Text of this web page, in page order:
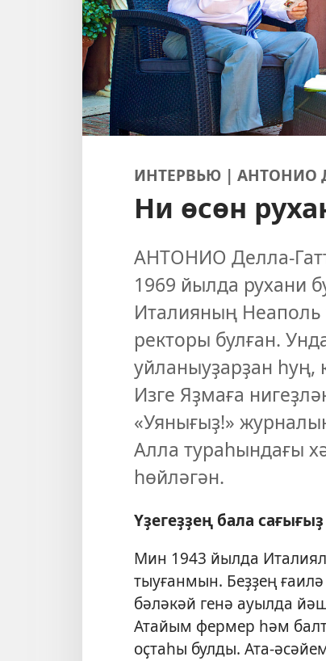
ИНТЕРВЬЮ | АНТОНИО
Ни өсөн
АНТОНИО Делла-
1969 йылда рухани
Италияның
ректоры булған.
уйланыуҙарҙан һуң,
Изге Яҙмаға
«Уянығыҙ!»
Алла тураһындағы
һөйләгән.
Үҙегеҙҙең бала
Мин 1943 йылда
тыуғанмын. Беҙҙең ғаилә
бәләкәй генә ауылда
Атайым фермер һәм
оҫтаһы булды. Ата-